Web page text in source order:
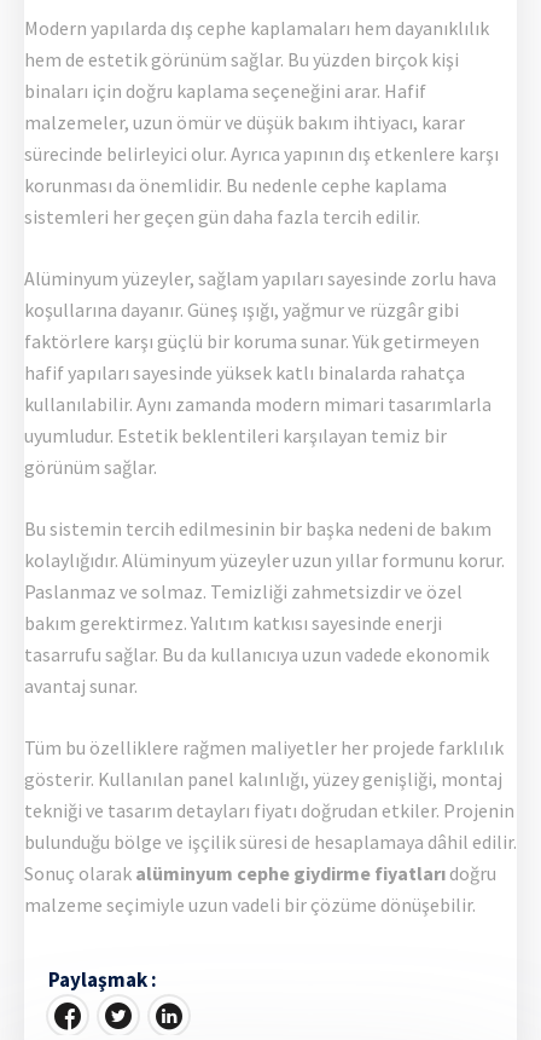
Modern yapılarda dış cephe kaplamaları hem dayanıklılık
hem de estetik görünüm sağlar. Bu yüzden birçok kişi
binaları için doğru kaplama seçeneğini arar. Hafif
malzemeler, uzun ömür ve düşük bakım ihtiyacı, karar
sürecinde belirleyici olur. Ayrıca yapının dış etkenlere karşı
korunması da önemlidir. Bu nedenle cephe kaplama
sistemleri her geçen gün daha fazla tercih edilir.
Alüminyum yüzeyler, sağlam yapıları sayesinde zorlu hava
koşullarına dayanır. Güneş ışığı, yağmur ve rüzgâr gibi
faktörlere karşı güçlü bir koruma sunar. Yük getirmeyen
hafif yapıları sayesinde yüksek katlı binalarda rahatça
kullanılabilir. Aynı zamanda modern mimari tasarımlarla
uyumludur. Estetik beklentileri karşılayan temiz bir
görünüm sağlar.
Bu sistemin tercih edilmesinin bir başka nedeni de bakım
kolaylığıdır. Alüminyum yüzeyler uzun yıllar formunu korur.
Paslanmaz ve solmaz. Temizliği zahmetsizdir ve özel
bakım gerektirmez. Yalıtım katkısı sayesinde enerji
tasarrufu sağlar. Bu da kullanıcıya uzun vadede ekonomik
avantaj sunar.
Tüm bu özelliklere rağmen maliyetler her projede farklılık
gösterir. Kullanılan panel kalınlığı, yüzey genişliği, montaj
tekniği ve tasarım detayları fiyatı doğrudan etkiler. Projenin
bulunduğu bölge ve işçilik süresi de hesaplamaya dâhil edilir.
Sonuç olarak alüminyum cephe giydirme fiyatları doğru
malzeme seçimiyle uzun vadeli bir çözüme dönüşebilir.
Paylaşmak :